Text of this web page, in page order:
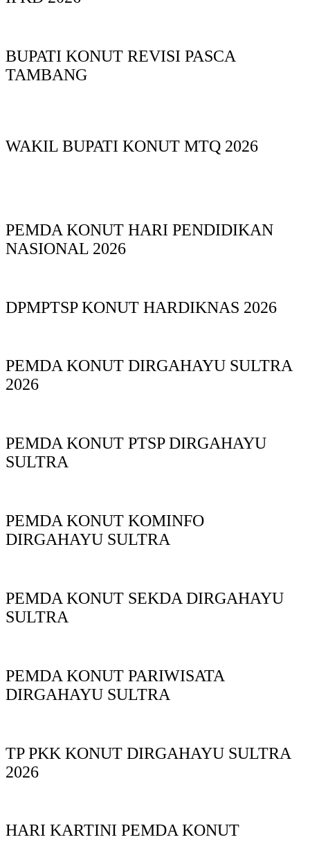
BUPATI KONUT REVISI PASCA
TAMBANG
WAKIL BUPATI KONUT MTQ 2026
PEMDA KONUT HARI PENDIDIKAN
NASIONAL 2026
DPMPTSP KONUT HARDIKNAS 2026
PEMDA KONUT DIRGAHAYU SULTRA
2026
PEMDA KONUT PTSP DIRGAHAYU
SULTRA
PEMDA KONUT KOMINFO
DIRGAHAYU SULTRA
PEMDA KONUT SEKDA DIRGAHAYU
SULTRA
PEMDA KONUT PARIWISATA
DIRGAHAYU SULTRA
TP PKK KONUT DIRGAHAYU SULTRA
2026
HARI KARTINI PEMDA KONUT